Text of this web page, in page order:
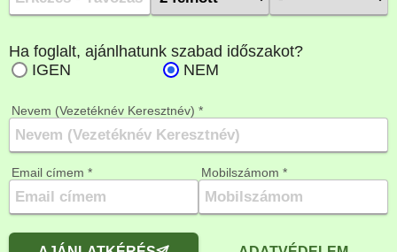
Nevem (Vezetéknév Keresztnév) *
Email címem * Mobilszámom *